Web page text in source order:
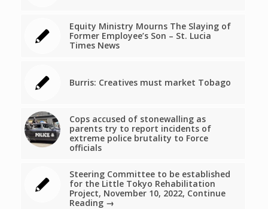
Equity Ministry Mourns The Slaying of
Former Employee’s Son – St. Lucia
Times News
Burris: Creatives must market Tobago
Cops accused of stonewalling as
parents try to report incidents of
extreme police brutality to Force
officials
Steering Committee to be established
for the Little Tokyo Rehabilitation
Project, November 10, 2022, Continue
Reading →